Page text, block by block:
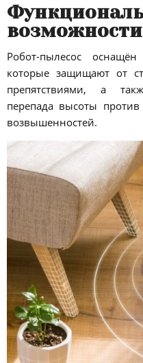
возможности
Робот-пылесос
которые защищают от
препятствиями, а
перепада высоты
возвышенностей.